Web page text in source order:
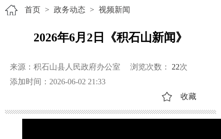
首页 > 政务动态 > 视频新闻
2026年6月2日《积石山新闻》
来源：积石山县人民政府办公室 浏览次数： 22次
添加时间：2026-06-02 21:33
收藏